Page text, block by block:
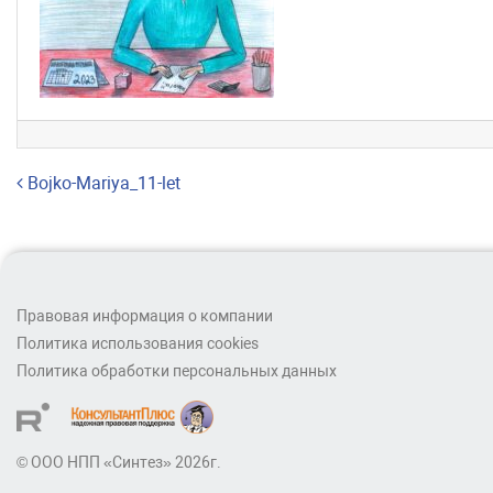
Навигация по записям
Bojko-Mariya_11-let
Правовая информация о компании
Политика использования cookies
Политика обработки персональных данных
© ООО НПП «Синтез» 2026г.